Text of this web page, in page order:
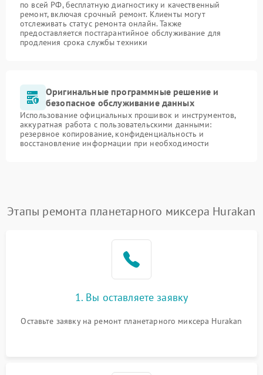
по всей РФ, бесплатную диагностику и качественный
ремонт, включая срочный ремонт. Клиенты могут
отслеживать статус ремонта онлайн. Также
предоставляется постгарантийное обслуживание для
продления срока службы техники
Оригинальные программные решение и
безопасное обслуживание данных
Использование официальных прошивок и инструментов,
аккуратная работа с пользовательскими данными:
резервное копирование, конфиденциальность и
восстановление информации при необходимости
Этапы ремонта планетарного миксера Hurakan
1. Вы оставляете заявку
Оставьте заявку на ремонт планетарного миксера Hurakan